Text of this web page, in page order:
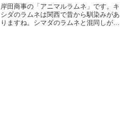
岸田商事の「アニマルラムネ」です。キ
シダのラムネは関西で昔から馴染みがあ
りますね。シマダのラムネと混同しがち